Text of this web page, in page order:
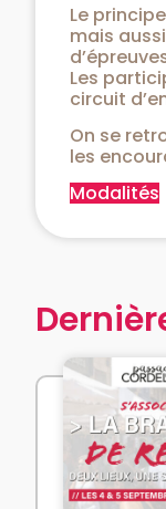
Le
mais
Les
circuit
On se
les
Modalités